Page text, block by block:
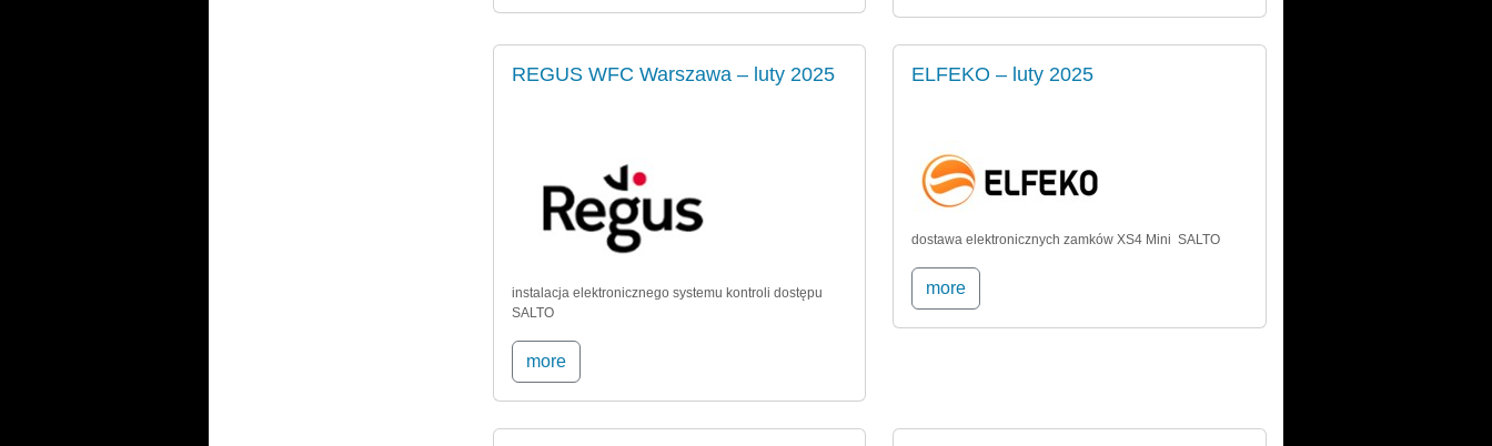
REGUS WFC Warszawa – luty 2025
instalacja elektronicznego systemu kontroli dostępu
SALTO
more
ELFEKO – luty 2025
dostawa elektronicznych zamków XS4 Mini SALTO
more